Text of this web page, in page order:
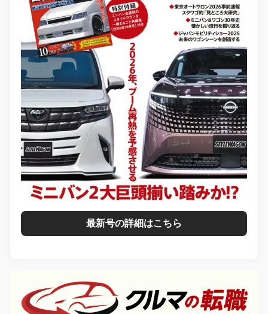
最新号の詳細はこちら